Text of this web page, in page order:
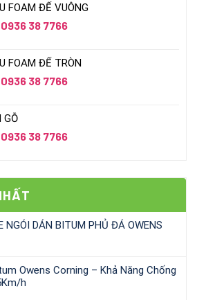
FOAM ĐẾ VUÔNG
38 7766
FOAM ĐẾ TRÒN
38 7766
GỖ
38 7766
NGÓI DÁN BITUM PHỦ ĐÁ OWENS
Owens Corning – Khả Năng Chống
h